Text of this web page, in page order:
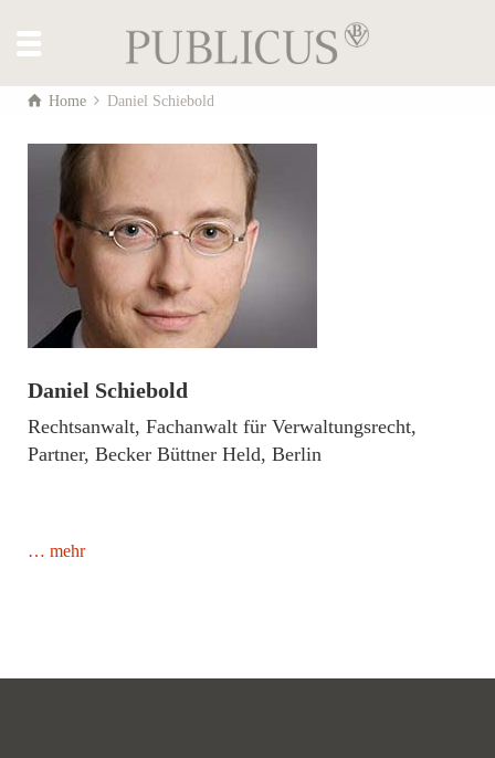
Home Daniel Schiebold
Daniel Schiebold
Rechtsanwalt, Fachanwalt für Verwaltungsrecht,
Partner, Becker Büttner Held, Berlin
… mehr